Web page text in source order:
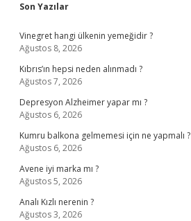
Sidebar
Son Yazılar
Vinegret hangi ülkenin yemeğidir ?
Ağustos 8, 2026
Kıbrıs’ın hepsi neden alınmadı ?
Ağustos 7, 2026
Depresyon Alzheimer yapar mı ?
Ağustos 6, 2026
Kumru balkona gelmemesi için ne yapmalı ?
Ağustos 6, 2026
Avene iyi marka mı ?
Ağustos 5, 2026
Analı Kızlı nerenin ?
Ağustos 3, 2026